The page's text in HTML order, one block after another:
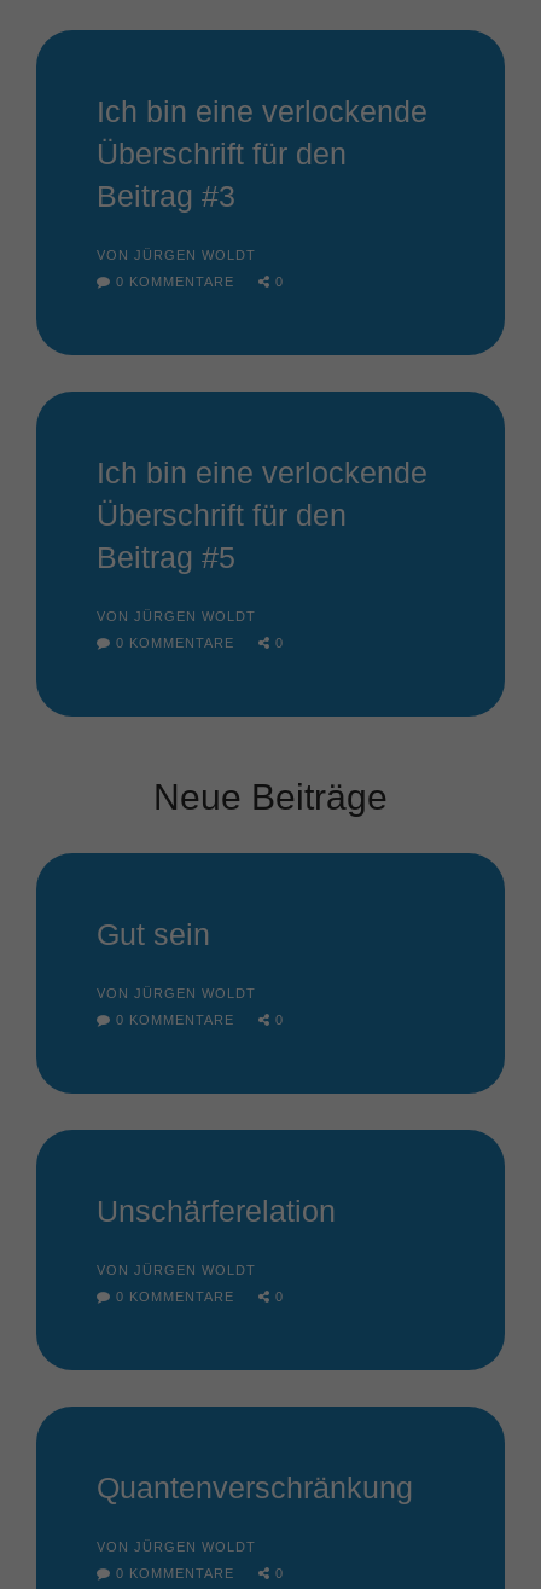
Ich bin eine verlockende
Überschrift für den
Beitrag #3
VON JÜRGEN WOLDT
0 KOMMENTARE
0
Ich bin eine verlockende
Überschrift für den
Beitrag #5
VON JÜRGEN WOLDT
0 KOMMENTARE
0
Neue Beiträge
Gut sein
VON JÜRGEN WOLDT
0 KOMMENTARE
0
Unschärferelation
VON JÜRGEN WOLDT
0 KOMMENTARE
0
Quantenverschränkung
VON JÜRGEN WOLDT
0 KOMMENTARE
0